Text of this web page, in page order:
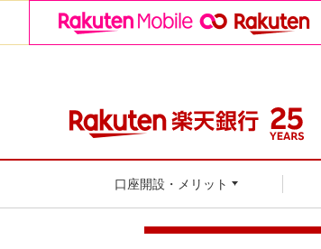
口座開設・メリット